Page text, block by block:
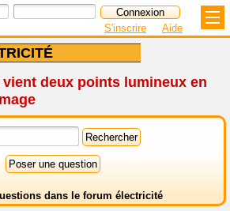
S'inscrire Aide
deux points lumineux en
dans le forum électricité